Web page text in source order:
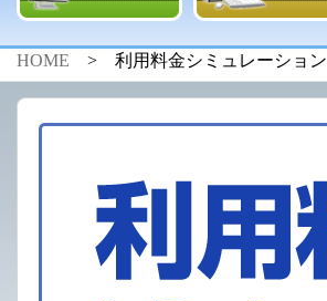
HOME > 利用料金シミュレーション